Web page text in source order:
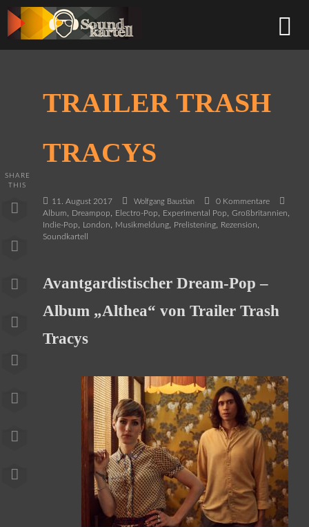
TRAILER TRASH
TRACYS
11. August 2017 Wolfgang Baustian
0 Kommentare
Album, Dreampop, Electro-Pop, Experimental Pop, Großbritannien,
Indie-Pop, London, Musikmeldung, Prelistening, Rezension,
Soundkartell
SHARE
THIS
Avantgardistischer Dream-Pop –
Album „Althea“ von Trailer Trash
Tracys